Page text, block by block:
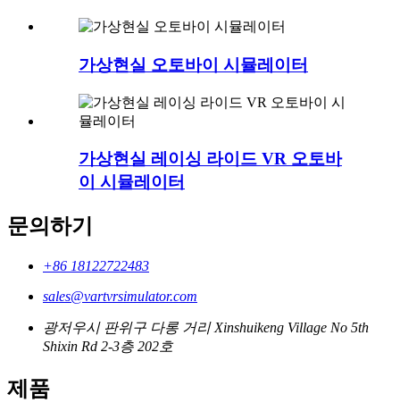
가상현실 오토바이 시뮬레이터
가상현실 레이싱 라이드 VR 오토바
이 시뮬레이터
문의하기
+86 18122722483
sales@vartvrsimulator.com
광저우시 판위구 다롱 거리 Xinshuikeng Village No 5th
Shixin Rd 2-3층 202호
제품